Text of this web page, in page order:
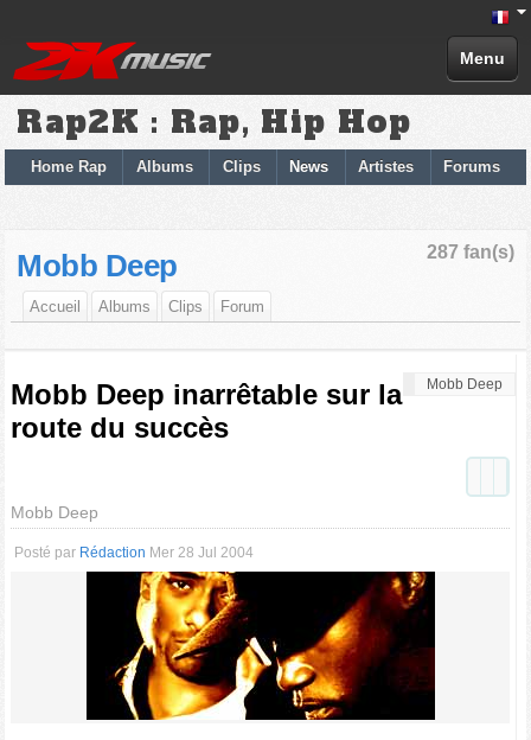
Menu
Rap2K : Rap, Hip Hop
Home Rap Albums Clips News Artistes Forums
287 fan(s)
Mobb Deep
Accueil Albums Clips Forum
Mobb Deep
Mobb Deep inarrêtable sur la
route du succès
Mobb Deep
Posté par Rédaction Mer 28 Jul 2004